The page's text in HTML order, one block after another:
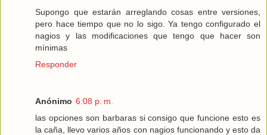
Supongo que estarán arreglando cosas entre versiones,
pero hace tiempo que no lo sigo. Ya tengo configurado el
nagios y las modificaciones que tengo que hacer son
mínimas
Responder
Anónimo 6:08 p. m.
las opciones son barbaras si consigo que funcione esto es
la caña, llevo varios años con nagios funcionando y esto da